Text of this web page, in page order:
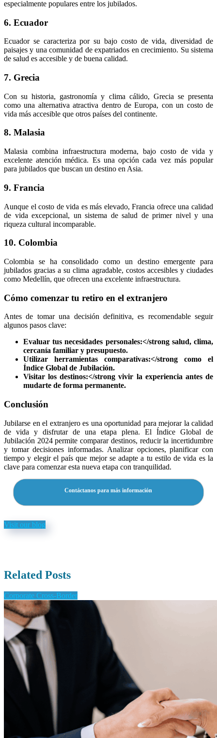
especialmente populares entre los jubilados.
6. Ecuador
Ecuador se caracteriza por su bajo costo de vida, diversidad de
paisajes y una comunidad de expatriados en crecimiento. Su sistema
de salud es accesible y de buena calidad.
7. Grecia
Con su historia, gastronomía y clima cálido, Grecia se presenta
como una alternativa atractiva dentro de Europa, con un costo de
vida más accesible que otros países del continente.
8. Malasia
Malasia combina infraestructura moderna, bajo costo de vida y
excelente atención médica. Es una opción cada vez más popular
para jubilados que buscan un destino en Asia.
9. Francia
Aunque el costo de vida es más elevado, Francia ofrece una calidad
de vida excepcional, un sistema de salud de primer nivel y una
riqueza cultural incomparable.
10. Colombia
Colombia se ha consolidado como un destino emergente para
jubilados gracias a su clima agradable, costos accesibles y ciudades
como Medellín, que ofrecen una excelente infraestructura.
Cómo comenzar tu retiro en el extranjero
Antes de tomar una decisión definitiva, es recomendable seguir
algunos pasos clave:
Evaluar tus necesidades personales:</strong salud, clima,
cercanía familiar y presupuesto.
Utilizar herramientas comparativas:</strong como el
Índice Global de Jubilación.
Visitar los destinos:</strong vivir la experiencia antes de
mudarte de forma permanente.
Conclusión
Jubilarse en el extranjero es una oportunidad para mejorar la calidad
de vida y disfrutar de una etapa plena. El Índice Global de
Jubilación 2024 permite comparar destinos, reducir la incertidumbre
y tomar decisiones informadas. Analizar opciones, planificar con
tiempo y elegir el país que mejor se adapte a tu estilo de vida es la
clave para comenzar esta nueva etapa con tranquilidad.
Contáctanos para más información
Visit our blog
Related Posts
Corporate Cross-Border